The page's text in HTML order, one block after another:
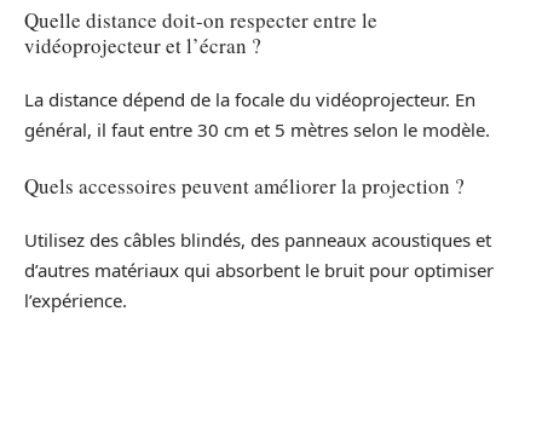
Quelle distance doit-on respecter entre le
vidéoprojecteur et l’écran ?
La distance dépend de la focale du vidéoprojecteur. En
général, il faut entre 30 cm et 5 mètres selon le modèle.
Quels accessoires peuvent améliorer la projection ?
Utilisez des câbles blindés, des panneaux acoustiques et
d’autres matériaux qui absorbent le bruit pour optimiser
l’expérience.